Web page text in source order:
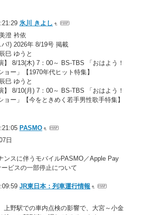
氷川 きよし
澄 衿依
!) 2026年 8/19号 掲載
巳 ゆうと
】 8/13(木) 7：00～ BS-TBS 「おはよう！
ョー」【1970年代ヒット特集】
巳 ゆうと
】 8/10(月) 7：00～ BS-TBS 「おはよう！
ョー」【今をときめく若手男性歌手特集】
PASMO
日
ンスに伴うモバイルPASMO／Apple Pay
ビスの一部停止について
JR東日本：列車運行情報
上野駅での車内点検の影響で、大宮～小金